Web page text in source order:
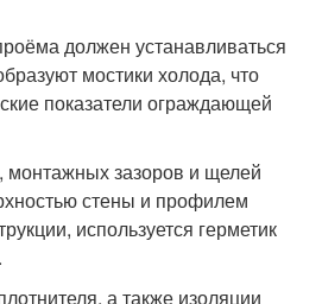
должен устанавливаться
мостики холода, что
показатели ограждающей
зазоров и щелей
стены и профилем
используется герметик
а также изоляции